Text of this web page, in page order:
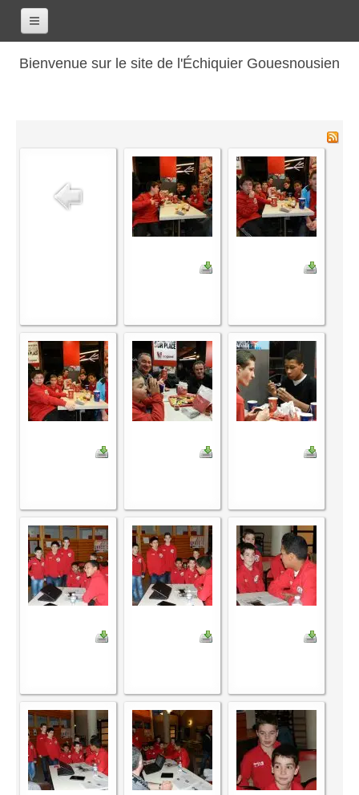
Bienvenue sur le site de l'Échiquier Gouesnousien
Les horaires
Saison 2017-2018
Saison 2016-2017
Saison 2015-2016
Saison 2014-2015
Saison 2013-2014
Saison 2012-2013
Saison 2009-2010
Saison 2008-2009
Les organisations
Les palmarès
Le Challenge Blitz
Le Challenge 2014-2015
Le Challenge 2013-2014
Le Challenge 2012-2013